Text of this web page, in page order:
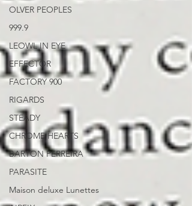
OLVER PEOPLES
999.9
LEOWL IN EYE
EFFECTOR
FACTORY 900
RIGARDS
STEADY
CHROME HEARTS
BARTON PERREIRA
PARASITE
Maison deluxe Lunettes